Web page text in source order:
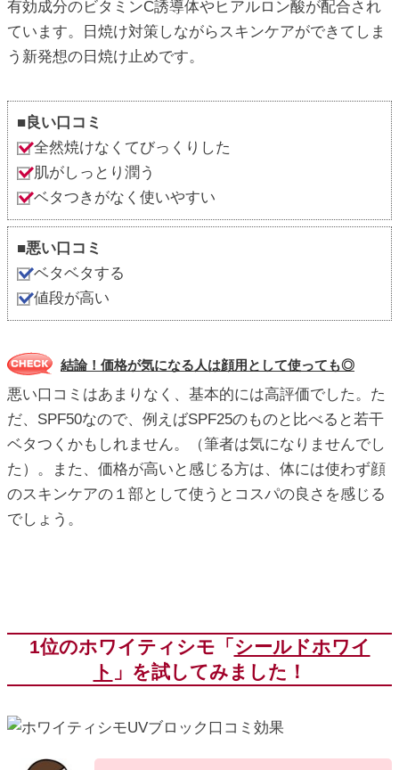
有効成分のビタミンC誘導体やヒアルロン酸が配合され
ています。日焼け対策しながらスキンケアができてしま
う新発想の日焼け止めです。
■良い口コミ
全然焼けなくてびっくりした
肌がしっとり潤う
ベタつきがなく使いやすい
■悪い口コミ
ベタベタする
値段が高い
結論！価格が気になる人は顔用として使っても◎
悪い口コミはあまりなく、基本的には高評価でした。た
だ、SPF50なので、例えばSPF25のものと比べると若干
ベタつくかもしれません。（筆者は気になりませんでし
た）。また、価格が高いと感じる方は、体には使わず顔
のスキンケアの１部として使うとコスパの良さを感じる
でしょう。
1位のホワイティシモ「 シールドホワイ
ト 」を試してみました！